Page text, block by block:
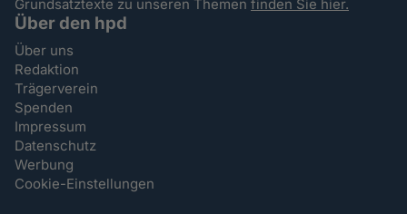
Grundsatztexte zu unseren Themenfinden Sie hier.
Über den hpd
Über uns
Redaktion
Trägerverein
Spenden
Impressum
Datenschutz
Werbung
Cookie-Einstellungen